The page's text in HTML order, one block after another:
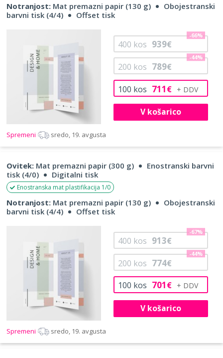
Notranjost: Mat premazni papir (130 g)
Obojestranski
barvni tisk (4/4)
Offset tisk
100 kos 711€
200 kos 789€
-44%
400 kos 939€
-66%
V košarico
Spremeni sredo, 19. avgusta
Ovitek: Mat premazni papir (300 g)
Enostranski barvni
tisk (4/0)
Digitalni tisk
Enostranska mat plastifikacija 1/0
Notranjost: Mat premazni papir (130 g)
Obojestranski
barvni tisk (4/4)
Offset tisk
100 kos 701€
200 kos 774€
-44%
400 kos 913€
-67%
V košarico
Spremeni sredo, 19. avgusta